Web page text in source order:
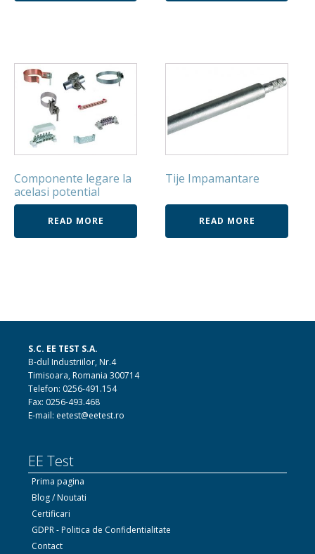
Componente legare la
acelasi potential
READ MORE
Tije Impamantare
READ MORE
S.C. EE TEST S.A.
B-dul Industriilor, Nr.4
Timisoara, Romania 300714
Telefon: 0256-491.154
Fax: 0256-493.468
E-mail: eetest@eetest.ro
EE Test
Prima pagina
Blog / Noutati
Certificari
GDPR - Politica de Confidentialitate
Contact